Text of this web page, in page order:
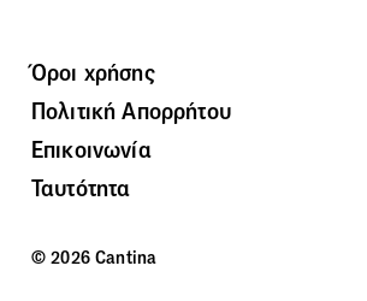
Όροι χρήσης
Πολιτική Απορρήτου
Επικοινωνία
Ταυτότητα
© 2026 Cantina